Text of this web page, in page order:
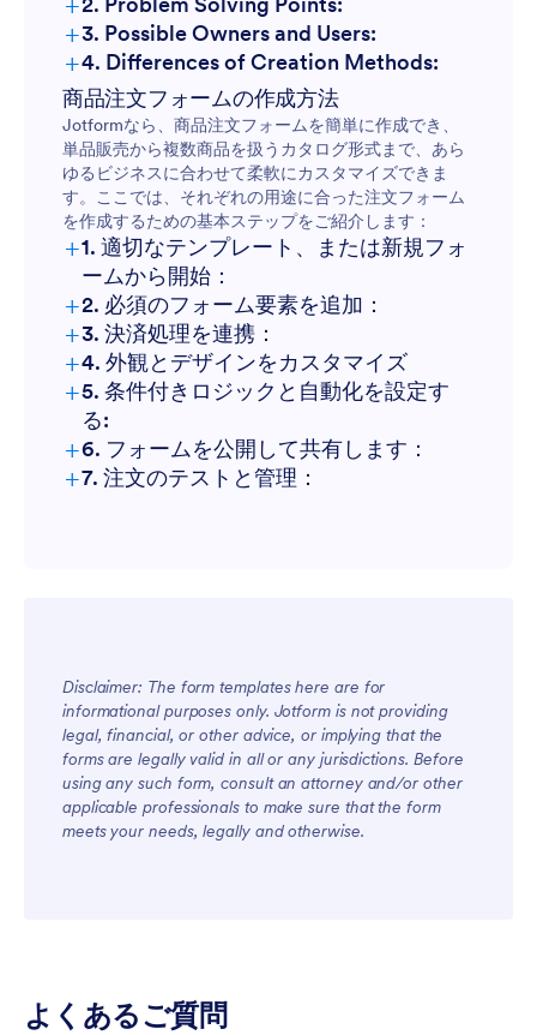
+3. Possible Owners and Users:
+4. Differences of Creation Methods:
商品注文フォームの作成方法
Jotformなら、商品注文フォームを簡単に作成でき、
単品販売から複数商品を扱うカタログ形式まで、あら
ゆるビジネスに合わせて柔軟にカスタマイズできま
す。ここでは、それぞれの用途に合った注文フォーム
を作成するための基本ステップをご紹介します：
+1. 適切なテンプレート、または新規フォ
ームから開始：
+2. 必須のフォーム要素を追加：
+3. 決済処理を連携：
+4. 外観とデザインをカスタマイズ
+5. 条件付きロジックと自動化を設定す
る:
+6. フォームを公開して共有します：
+7. 注文のテストと管理：
Disclaimer: The form templates here are for
informational purposes only. Jotform is not providing
legal, financial, or other advice, or implying that the
forms are legally valid in all or any jurisdictions. Before
using any such form, consult an attorney and/or other
applicable professionals to make sure that the form
meets your needs, legally and otherwise.
よくあるご質問